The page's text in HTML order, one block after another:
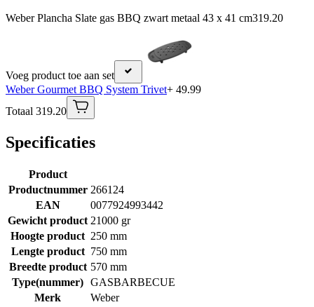
Weber Plancha Slate gas BBQ zwart metaal 43 x 41 cm319.20
Voeg product toe aan set
Weber Gourmet BBQ System Trivet+ 49.99
Totaal 319.20
Specificaties
Product
Productnummer 266124
EAN
0077924993442
Gewicht product 21000 gr
Hoogte product 250 mm
Lengte product 750 mm
Breedte product 570 mm
Type(nummer) GASBARBECUE
Merk
Weber